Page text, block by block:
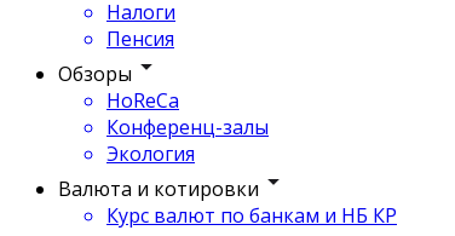
Налоги
Пенсия
Обзоры
HoReCa
Конференц-залы
Экология
Валюта и котировки
Курс валют по банкам и НБ КР